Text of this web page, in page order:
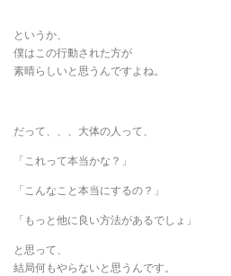
というか、
僕はこの行動された方が
素晴らしいと思うんですよね。
だって、、、大体の人って、
「これって本当かな？」
「こんなこと本当にするの？」
「もっと他に良い方法があるでしょ」
と思って、
結局何もやらないと思うんです。